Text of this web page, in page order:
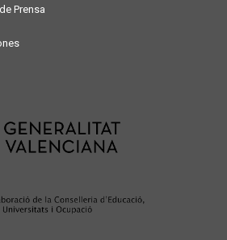
Prensa